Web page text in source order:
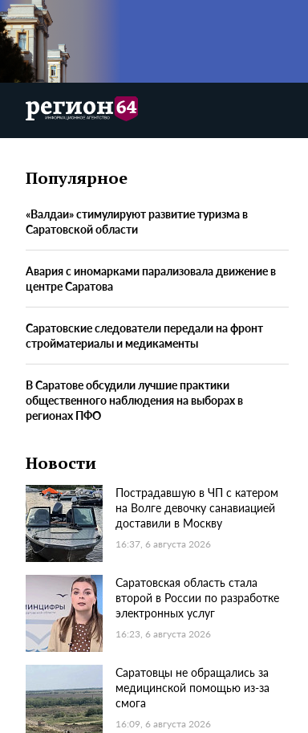
Популярное
«Валдаи» стимулируют развитие туризма в
Саратовской области
Авария с иномарками парализовала движение в
центре Саратова
Саратовские следователи передали на фронт
стройматериалы и медикаменты
В Саратове обсудили лучшие практики
общественного наблюдения на выборах в
регионах ПФО
Новости
Пострадавшую в ЧП с катером
на Волге девочку санавиацией
доставили в Москву
16:37, 6 августа 2026
Саратовская область стала
второй в России по разработке
электронных услуг
16:23, 6 августа 2026
Саратовцы не обращались за
медицинской помощью из-за
смога
16:09, 6 августа 2026